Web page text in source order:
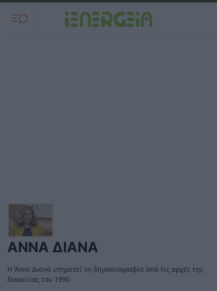
ΆΝΝΑ ΔΙΑΝΆ
Η Άννα Διανά υπηρετεί τη δημοσιογραφία από τις αρχές της
δεκαετίας του 1990.